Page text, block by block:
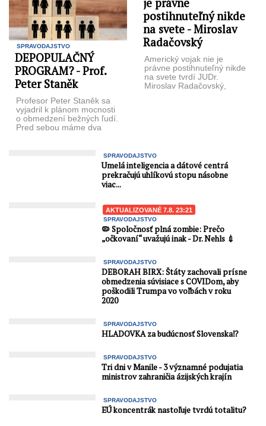
SPRAVODAJSTVO
DEPOPULAČNÝ
PROGRAM? - Prof.
Peter Staněk
Profesor Peter Staněk sa
vyjadril k plánom mocnosti
o obmedzení bežných ľudí.
Pred sebou máme dva
je právne
postihnuteľný nikde
na svete - Miroslav
Radačovský
Americký vojak nie je
právne postihnuteľný nikde
na svete tvrdí JUDr.
Miroslav Radačovský,
SPRAVODAJSTVO
Umelá inteligencia a dátové centrá
prekračujú uhlíkovú stopu násobne
viac...
AKTUALIZOVANÉ 7.8. 23:21
SPRAVODAJSTVO
🦠 Spoločnosť plná zombie: Prečo
„očkovaní“ uvažujú inak - Dr. Nehls 💉
SPRAVODAJSTVO
DEBORAH BIRX: Štáty zachovali prísne
obmedzenia súvisiace s COVIDom, aby
poškodili Trumpa vo voľbách v roku
2020
SPRAVODAJSTVO
HLADOVKA za budúcnosť Slovenska⁉️
SPRAVODAJSTVO
Tri dni v Manile - 3 významné podujatia
ministrov zahraničia ázijských krajín
SPRAVODAJSTVO
EÚ koncentrák nastoľuje tvrdú totalitu?